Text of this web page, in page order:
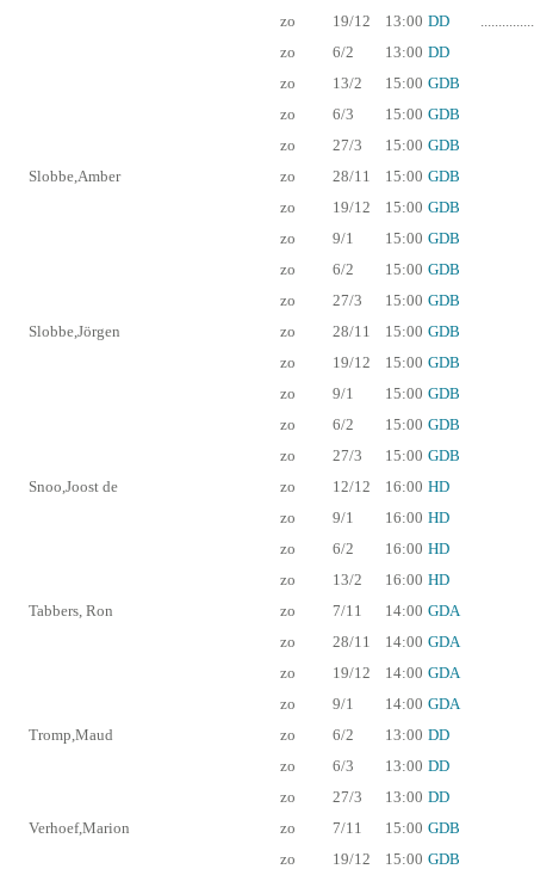
zo
19/12 13:00 DD
zo
6/2 13:00 DD
zo
13/2 15:00 GDB
zo
6/3 15:00 GDB
zo
27/3 15:00 GDB
Slobbe,Amber
zo 28/11 15:00 GDB
zo
19/12 15:00 GDB
zo
9/1 15:00 GDB
zo
6/2 15:00 GDB
zo
27/3 15:00 GDB
Slobbe,Jörgen
zo 28/11 15:00 GDB
zo
19/12 15:00 GDB
zo
9/1 15:00 GDB
zo
6/2 15:00 GDB
zo
27/3 15:00 GDB
Snoo,Joost de
zo 12/12 16:00 HD
zo
9/1 16:00 HD
zo
6/2 16:00 HD
zo
13/2 16:00 HD
Tabbers, Ron
zo 7/11 14:00 GDA
zo
28/11 14:00 GDA
zo
19/12 14:00 GDA
zo
9/1 14:00 GDA
Tromp,Maud
zo 6/2 13:00 DD
zo
6/3 13:00 DD
zo
27/3 13:00 DD
Verhoef,Marion
zo 7/11 15:00 GDB
zo
19/12 15:00 GDB